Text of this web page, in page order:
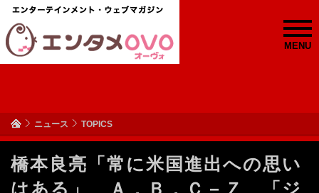
MENU
ニュース TOPICS
橋本良亮「常に米国進出への思い
はある」 Ａ．Ｂ．Ｃ－Ｚ、「ジ